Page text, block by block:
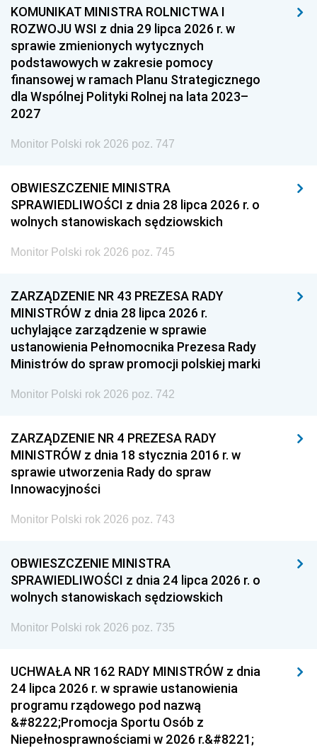
KOMUNIKAT MINISTRA ROLNICTWA I
ROZWOJU WSI z dnia 29 lipca 2026 r. w
sprawie zmienionych wytycznych
podstawowych w zakresie pomocy
finansowej w ramach Planu Strategicznego
dla Wspólnej Polityki Rolnej na lata 2023–
2027
Monitor Polski rok 2026 poz. 747
OBWIESZCZENIE MINISTRA
SPRAWIEDLIWOŚCI z dnia 28 lipca 2026 r. o
wolnych stanowiskach sędziowskich
Monitor Polski rok 2026 poz. 745
ZARZĄDZENIE NR 43 PREZESA RADY
MINISTRÓW z dnia 28 lipca 2026 r.
uchylające zarządzenie w sprawie
ustanowienia Pełnomocnika Prezesa Rady
Ministrów do spraw promocji polskiej marki
Monitor Polski rok 2026 poz. 742
ZARZĄDZENIE NR 4 PREZESA RADY
MINISTRÓW z dnia 18 stycznia 2016 r. w
sprawie utworzenia Rady do spraw
Innowacyjności
Monitor Polski rok 2026 poz. 743
OBWIESZCZENIE MINISTRA
SPRAWIEDLIWOŚCI z dnia 24 lipca 2026 r. o
wolnych stanowiskach sędziowskich
Monitor Polski rok 2026 poz. 735
UCHWAŁA NR 162 RADY MINISTRÓW z dnia
24 lipca 2026 r. w sprawie ustanowienia
programu rządowego pod nazwą
&#8222;Promocja Sportu Osób z
Niepełnosprawnościami w 2026 r.&#8221;